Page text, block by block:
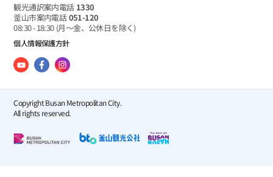
観光通訳案内電話 1330
釜山市案内電話051-120
08:30 - 18:30 (月～金、公休日を除く)
個人情報保護方針
Copyright Busan Metropolitan City.
All rights reserved.